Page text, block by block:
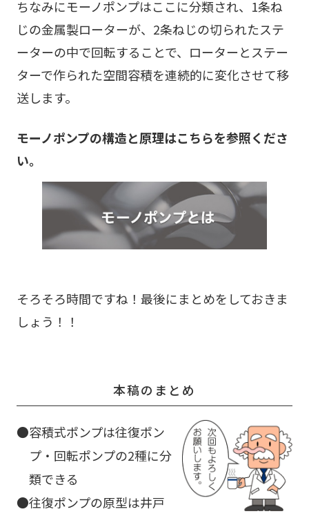
ちなみにモーノポンプはここに分類され、1条ね
じの金属製ローターが、2条ねじの切られたステ
ーターの中で回転することで、ローターとステー
ターで作られた空間容積を連続的に変化させて移
送します。
モーノポンプの構造と原理はこちらを参照くださ
い。
そろそろ時間ですね！最後にまとめをしておきま
しょう！！
本稿のまとめ
容積式ポンプは往復ポン
プ・回転ポンプの2種に分
類できる
往復ポンプの原型は井戸